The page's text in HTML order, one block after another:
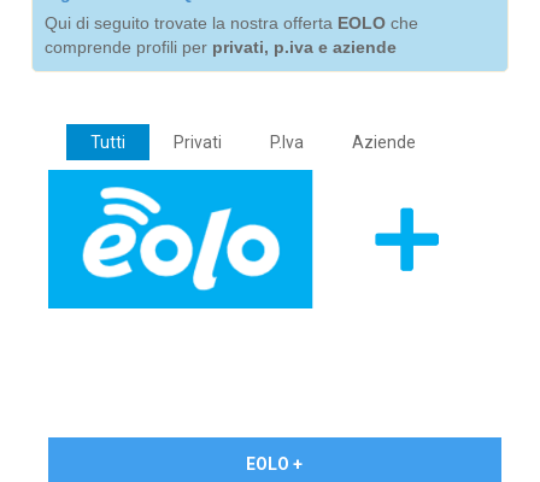
Qui di seguito trovate la nostra offerta EOLO che
comprende profili per privati, p.iva e aziende
Tutti Privati P.Iva Aziende
EOLO +